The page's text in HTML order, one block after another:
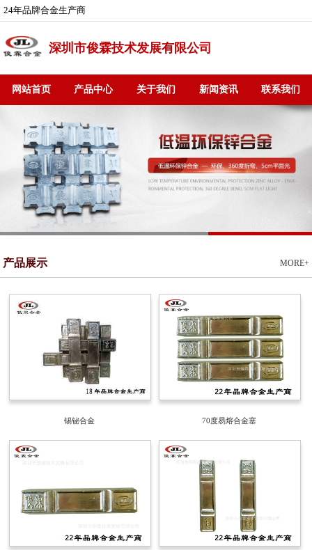
24年品牌合金生产商
深圳市俊霖技术发展有限公司
网站首页 产品中心 关于我们 新闻资讯 联系我们
MORE+
产品展示
锡铋合金 70度易熔合金塞